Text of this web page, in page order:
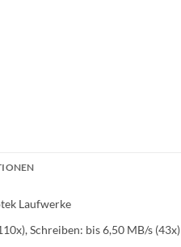
Laufwerke
Schreiben: bis 6,50 MB/s (43x)